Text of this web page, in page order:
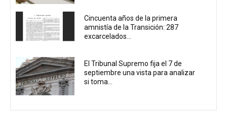
Cincuenta años de la primera
amnistía de la Transición: 287
excarcelados...
El Tribunal Supremo fija el 7 de
septiembre una vista para analizar
si toma...